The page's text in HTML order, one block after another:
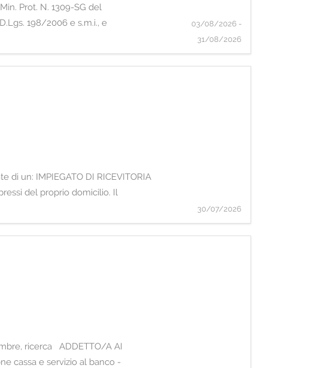
Prot. N. 1309-SG del
198/2006 e s.m.i., e
03/08/2026 -
31/08/2026
un: IMPIEGATO DI RICEVITORIA
del proprio domicilio. Il
30/07/2026
ricerca ADDETTO/A AI
cassa e servizio al banco -